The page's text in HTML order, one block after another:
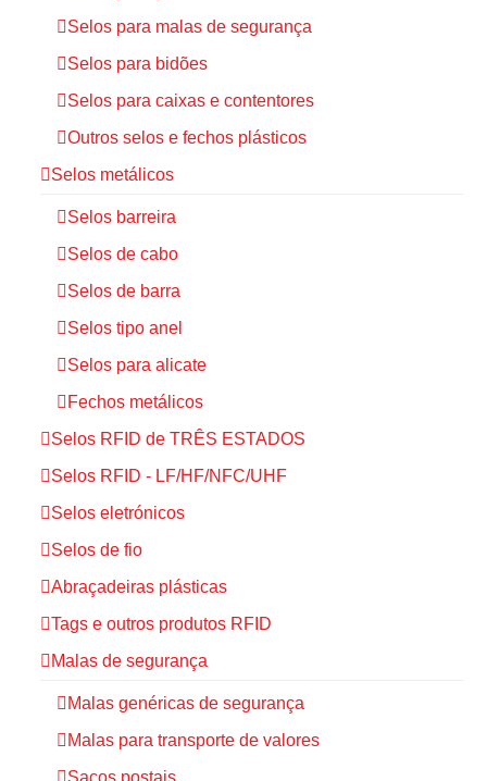
Selos para malas de segurança
Selos para bidões
Selos para caixas e contentores
Outros selos e fechos plásticos
Selos metálicos
Selos barreira
Selos de cabo
Selos de barra
Selos tipo anel
Selos para alicate
Fechos metálicos
Selos RFID de TRÊS ESTADOS
Selos RFID - LF/HF/NFC/UHF
Selos eletrónicos
Selos de fio
Abraçadeiras plásticas
Tags e outros produtos RFID
Malas de segurança
Malas genéricas de segurança
Malas para transporte de valores
Sacos postais